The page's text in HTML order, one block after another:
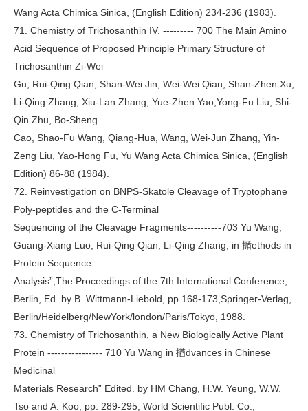
Wang Acta Chimica Sinica, (English Edition) 234-236 (1983).
71. Chemistry of Trichosanthin IV. --------- 700 The Main Amino
Acid Sequence of Proposed Principle Primary Structure of
Trichosanthin Zi-Wei
Gu, Rui-Qing Qian, Shan-Wei Jin, Wei-Wei Qian, Shan-Zhen Xu,
Li-Qing Zhang, Xiu-Lan Zhang, Yue-Zhen Yao,Yong-Fu Liu, Shi-
Qin Zhu, Bo-Sheng
Cao, Shao-Fu Wang, Qiang-Hua, Wang, Wei-Jun Zhang, Yin-
Zeng Liu, Yao-Hong Fu, Yu Wang Acta Chimica Sinica, (English
Edition) 86-88 (1984).
72. Reinvestigation on BNPS-Skatole Cleavage of Tryptophane
Poly-peptides and the C-Terminal
Sequencing of the Cleavage Fragments----------703 Yu Wang,
Guang-Xiang Luo, Rui-Qing Qian, Li-Qing Zhang, in 揗ethods in
Protein Sequence
Analysis”,The Proceedings of the 7th International Conference,
Berlin, Ed. by B. Wittmann-Liebold, pp.168-173,Springer-Verlag,
Berlin/Heidelberg/NewYork/london/Paris/Tokyo, 1988.
73. Chemistry of Trichosanthin, a New Biologically Active Plant
Protein ---------------- 710 Yu Wang in 揂dvances in Chinese
Medicinal
Materials Research” Edited. by HM Chang, H.W. Yeung, W.W.
Tso and A. Koo, pp. 289-295, World Scientific Publ. Co.,